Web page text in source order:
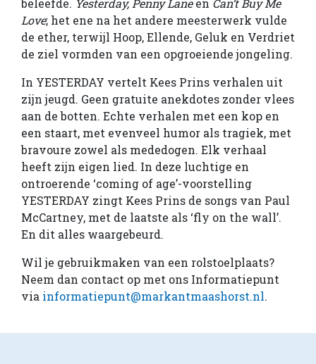
beleefde. Yesterday, Penny Laneen Can’t Buy Me
Love; het ene na het andere meesterwerk vulde
de ether, terwijl Hoop, Ellende, Geluk en Verdriet
de ziel vormden van een opgroeiende jongeling.
In YESTERDAY vertelt Kees Prins verhalen uit
zijn jeugd. Geen gratuite anekdotes zonder vlees
aan de botten. Echte verhalen met een kop en
een staart, met evenveel humor als tragiek, met
bravoure zowel als mededogen. Elk verhaal
heeft zijn eigen lied. In deze luchtige en
ontroerende ‘coming of age’-voorstelling
YESTERDAY zingt Kees Prins de songs van Paul
McCartney, met de laatste als ‘fly on the wall’.
En dit alles waargebeurd.
Wil je gebruikmaken van een rolstoelplaats?
Neem dan contact op met ons Informatiepunt
via informatiepunt@markantmaashorst.nl.